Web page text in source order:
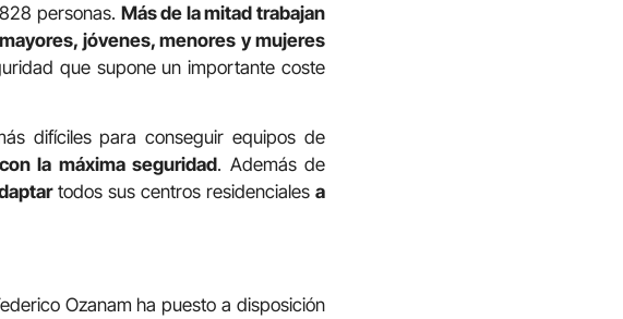
personas. Más de la mitad trabajan
jóvenes, menores y mujeres
que supone un importante coste
difíciles para conseguir equipos de
la máxima seguridad. Además de
todos sus centros residencialesa
Ozanam ha puesto a disposición